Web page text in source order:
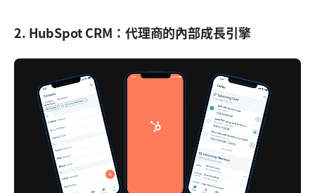
2. HubSpot CRM：代理商的內部成長引擎